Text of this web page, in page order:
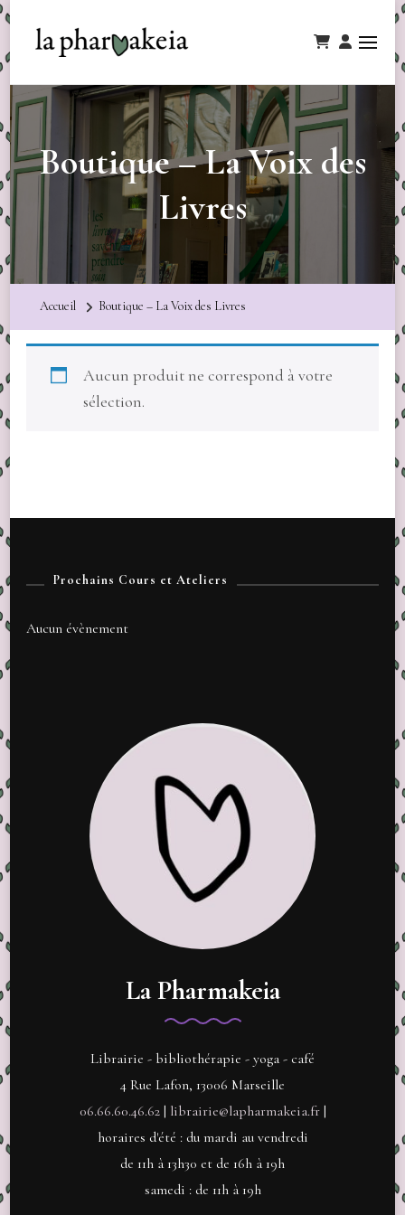
Boutique – La Voix des
Livres
Accueil Boutique – La Voix des Livres
Aucun produit ne correspond à votre
sélection.
Prochains Cours et Ateliers
Aucun évènement
La Pharmakeia
Librairie - bibliothérapie - yoga - café
4 Rue Lafon, 13006 Marseille
06.66.60.46.62| librairie@lapharmakeia.fr|
horaires d'été : du mardi au vendredi
de 11h à 13h30 et de 16h à 19h
samedi : de 11h à 19h